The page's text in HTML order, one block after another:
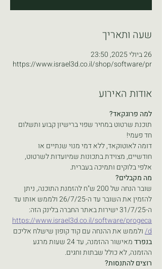
שעה ותאריך
26 ביולי 2025, 23:50
https://www.israel3d.co.il/shop/software/pr
אודות האירוע
למה פרוגקאד?
תוכנת שרטוט במחיר שפוי ברישיון קבוע ותשלום
חד פעמי!
דומה לאוטוקאד, ללא דמי מנוי שנתיים או
חודשיים, מצוידת בתכונות שמיועדות לשרטוט,
אלפי בלוקים ותמיכה בעברית.
מה מקבלים?
שובר הנחה של 200 ש"ח להזמנת התוכנה, ניתן
להזמין את השובר עד ה-26/7/25 ולממש אותו עד
ה-31/7/25 ישירות באתר החברה בלינק הזה:
https://www.israel3d.co.il/software/progeca
d/ ולממש את ההנחה עם קוד קופון שישלח אליכם
בנפרד
מאישור ההזמנה, עד 24 שעות מרגע
ההזמנה, לא כולל שבתות וחגים.
רוצים להתנסות?